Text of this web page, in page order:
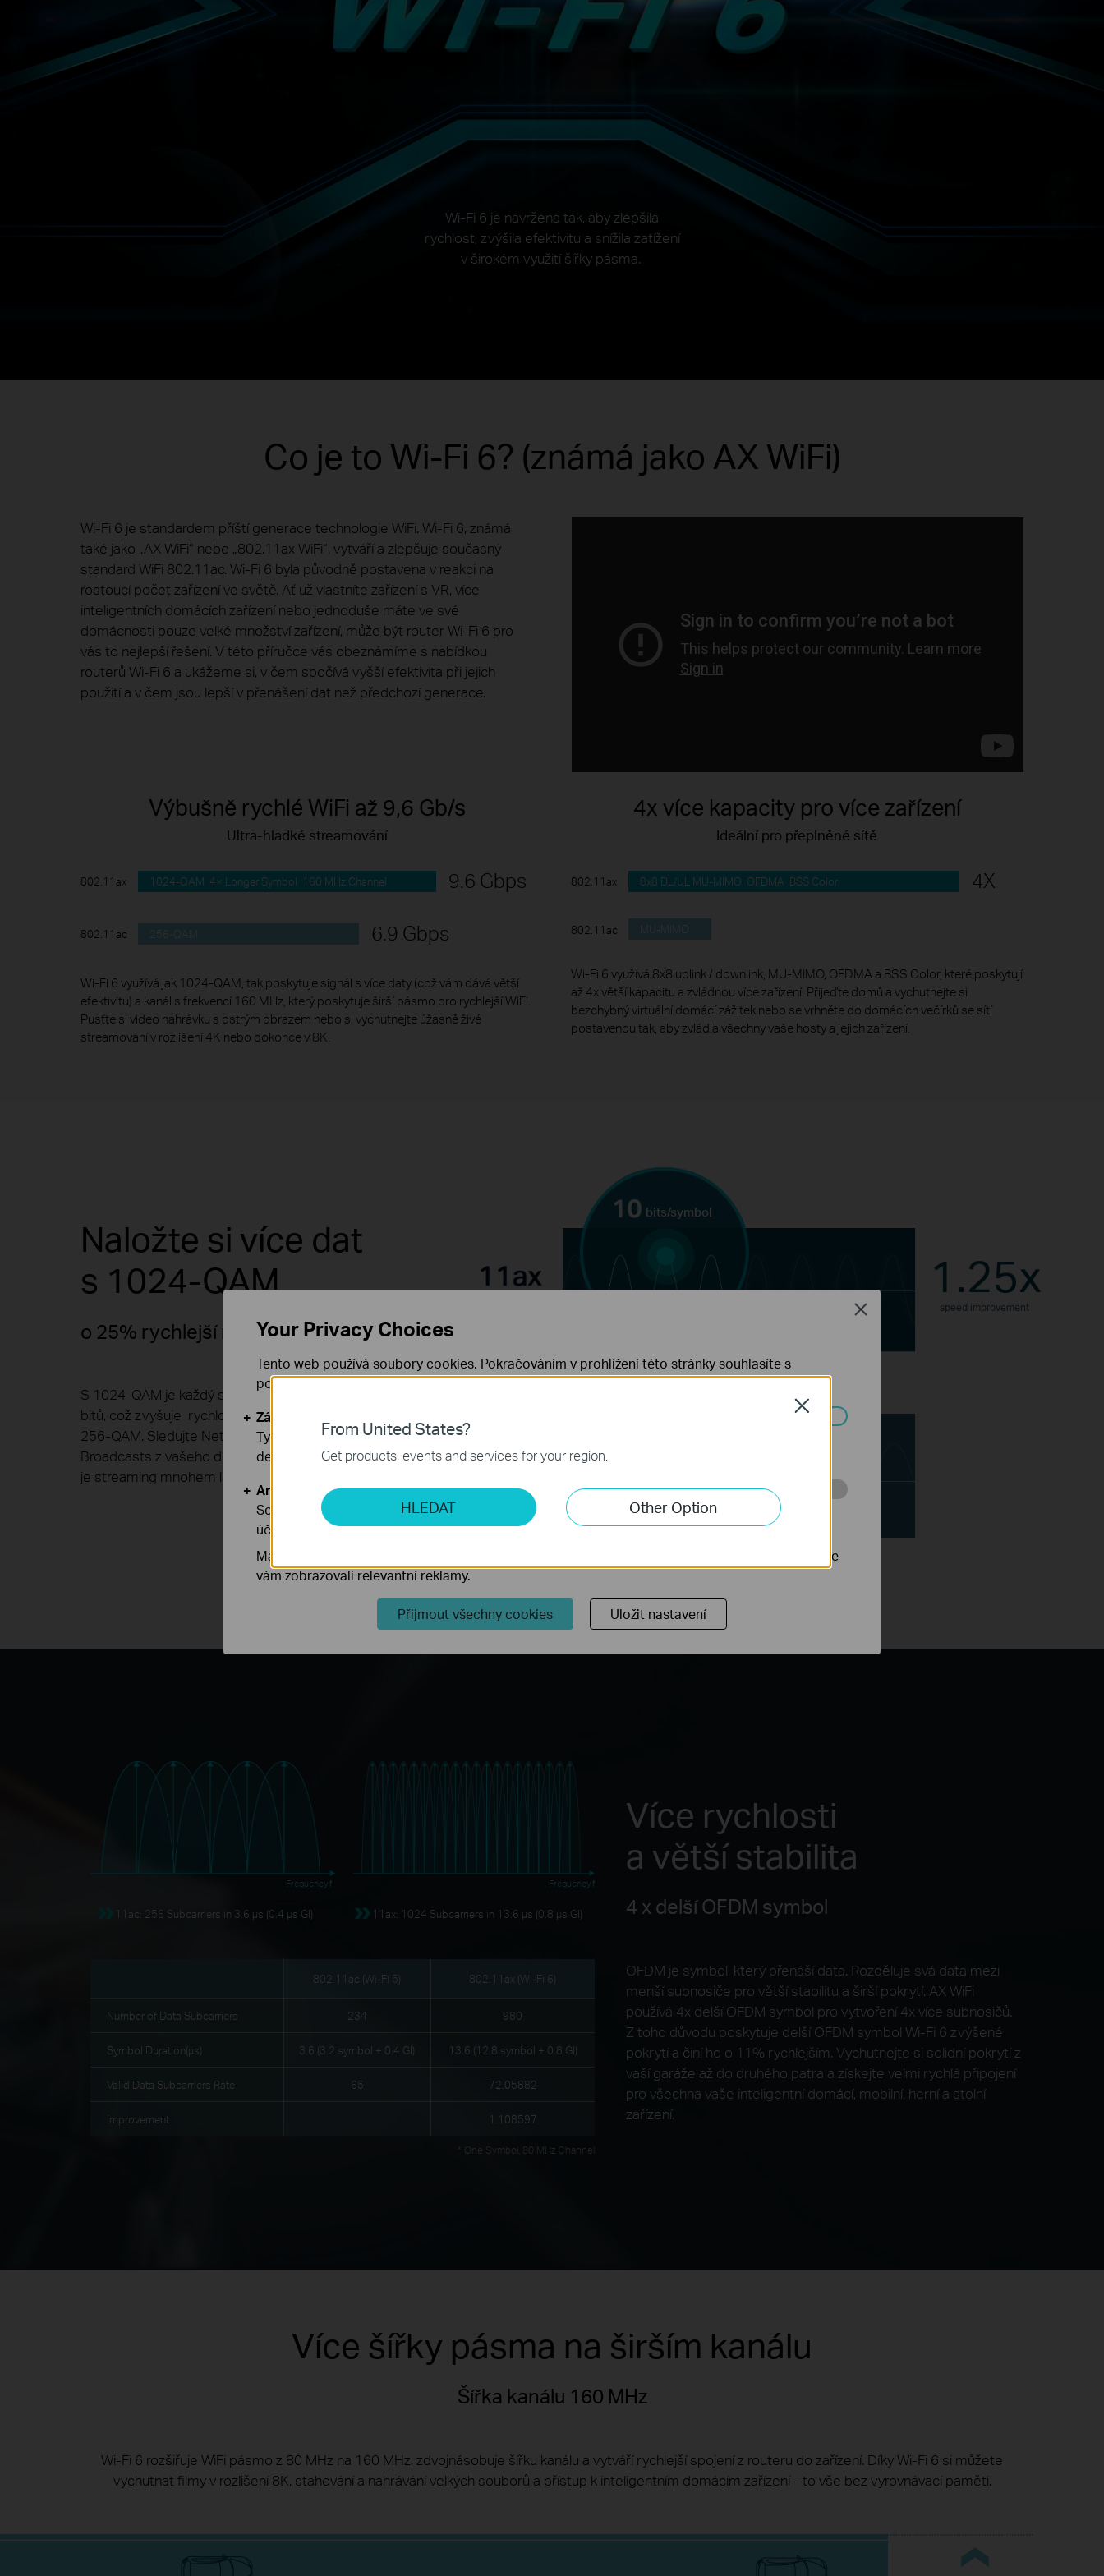
Wi-Fi 6 je navržena tak, aby zlepšila
rychlost, zvýšila efektivitu a snížila zatížení
v širokém využití šířky pásma.
Co je to Wi-Fi 6? (známá jako AX WiFi)
Wi-Fi 6 je standardem příští generace technologie WiFi. Wi-Fi 6, známá
také jako „AX WiFi“ nebo „802.11ax WiFi“, vytváří a zlepšuje současný
standard WiFi 802.11ac. Wi-Fi 6 byla původně postavena v reakci na
rostoucí počet zařízení ve světě. Ať už vlastníte zařízení s VR, více
inteligentních domácích zařízení nebo jednoduše máte ve své
domácnosti pouze velké množství zařízení, může být router Wi-Fi 6 pro
vás to nejlepší řešení. V této příručce vás obeznámíme s nabídkou
routerů Wi-Fi 6 a ukážeme si, v čem spočívá vyšší efektivita při jejich
použití a v čem jsou lepší v přenášení dat než předchozí generace.
Výbušně rychlé WiFi až 9,6 Gb/s
Ultra-hladké streamování
802.11ax 1024-QAM 4× Longer Symbol 160 MHz Channel 9.6 Gbps
802.11ac 256-QAM 6.9 Gbps
Wi-Fi 6 využívá jak 1024-QAM, tak poskytuje signál s více daty (což vám dává větší
efektivitu) a kanál s frekvencí 160 MHz, který poskytuje širší pásmo pro rychlejší WiFi.
Pusťte si video nahrávku s ostrým obrazem nebo si vychutnejte úžasně živé
streamování v rozlišení 4K nebo dokonce v 8K.
4x více kapacity pro více zařízení
Ideální pro přeplněné sítě
802.11ax 8x8 DL/UL MU-MIMO OFDMA BSS Color 4X
802.11ac MU-MIMO
Wi-Fi 6 využívá 8x8 uplink / downlink, MU-MIMO, OFDMA a BSS Color, které poskytují
až 4x větší kapacitu a zvládnou více zařízení. Přijeďte domů a vychutnejte si
bezchybný virtuální domácí zážitek nebo se vrhněte do domácích večírků se sítí
postavenou tak, aby zvládla všechny vaše hosty a jejich zařízení.
Naložte si více dat
s 1024-QAM
o 25% rychlejší než 256-QAM
S 1024-QAM je každý symbol adresován 10 bity místo 8
bitů, což zvyšuje rychlosti o 25% ve srovnání s 802.11ac
256-QAM. Sledujte Netflix doma nebo live stream Twitch
Broadcasts z vašeho domácího počítače - s 1024-QAM
je streaming mnohem lepší.
bits/symbol
bits/symbol
speed improvement
Frequency f Frequency f
11ac: 256 Subcarriers in 3.6 μs (0.4 μs GI) 11ax: 1024 Subcarriers in 13.6 μs (0.8 μs GI)
802.11ac (Wi-Fi 5) 802.11ax (Wi-Fi 6)
Number of Data Subcarriers 234 980
Symbol Duration(μs) 3.6 (3.2 symbol + 0.4 GI) 13.6 (12.8 symbol + 0.8 GI)
Valid Data Subcarriers Rate 65 72.05882
Improvement 1.108597
* One Symbol, 80 MHz Channel
Více rychlosti
a větší stabilita
4 x delší OFDM symbol
OFDM je symbol, který přenáší data. Rozděluje svá data mezi
menší subnosiče pro větší stabilitu a širší pokrytí. AX WiFi
používá 4x delší OFDM symbol pro vytvoření 4x více subnosičů.
Z toho důvodu poskytuje delší OFDM symbol Wi-Fi 6 zvýšené
pokrytí a činí ho o 11% rychlejším. Vychutnejte si solidní pokrytí z
vaší garáže až do druhého patra a získejte velmi rychlá připojení
pro všechna vaše inteligentní domácí, mobilní, herní a stolní
zařízení.
Více šířky pásma na širším kanálu
Šířka kanálu 160 MHz
Wi-Fi 6 rozšiřuje WiFi pásmo z 80 MHz na 160 MHz, zdvojnásobuje šířku kanálu a vytváří rychlejší spojení z routeru do zařízení. Díky Wi-Fi 6 si můžete
vychutnat filmy v rozlišení 8K, stahování a nahrávání velkých souborů a přístup k inteligentním domácím zařízení - to vše bez vyrovnávací paměti.
From United States?
Get products, events and services for your region.
HLEDAT Other Option
Close
Your Privacy Choices
Tento web používá soubory cookies. Pokračováním v prohlížení této stránky souhlasíte s
používáním našich cookies.Již nezobrazovatZjistit více.
Základní cookies
Tyto cookies jsou nezbytné pro fungování webových stránek a nelze je ve vašich systémech
deaktivovat.
Analytické a marketingové cookies
Soubory cookie pro nám umožňují analyzovat vaše aktivity na našich webových stránkách za
účelem zlepšení a přizpůsobení jejich funkčnosti.
Marketingové soubory cookie mohou prostřednictvím našich webových stránek nastavit, aby se
vám zobrazovali relevantní reklamy.
Přijmout všechny cookies Uložit nastavení
Close